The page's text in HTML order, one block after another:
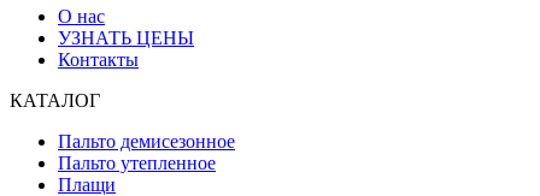
О нас
УЗНАТЬ ЦЕНЫ
Контакты
КАТАЛОГ
Пальто демисезонное
Пальто утепленное
Плащи